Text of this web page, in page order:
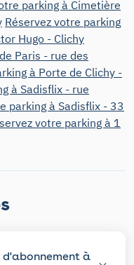
parking à Cimetière
Réservez votre parking
Hugo - Clichy
Paris - rue des
à Porte de Clichy -
à Sadisflix - rue
parking à Sadisflix - 33
votre parking à 1
à